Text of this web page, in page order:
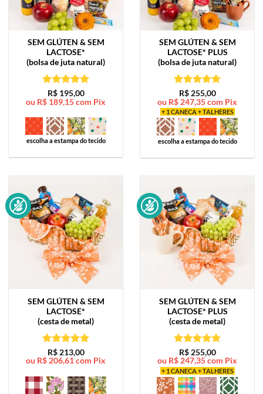
SEM GLÚTEN & SEM
LACTOSE*
(bolsa de juta natural)
Avaliação5
de 5
R$195,00
ou R$ 189,15com Pix
escolha a estampa do tecido
SEM GLÚTEN & SEM
LACTOSE* PLUS
(bolsa de juta natural)
Avaliação5
de 5
R$255,00
ou R$ 247,35com Pix
+ 1 CANECA + TALHERES
escolha a estampa do tecido
SEM GLÚTEN & SEM
LACTOSE*
(cesta de metal)
Avaliação5
de 5
R$213,00
ou R$206,61com Pix
SEM GLÚTEN & SEM
LACTOSE* PLUS
(cesta de metal)
Avaliação5
de 5
R$255,00
ou R$247,35com Pix
+ 1 CANECA + TALHERES